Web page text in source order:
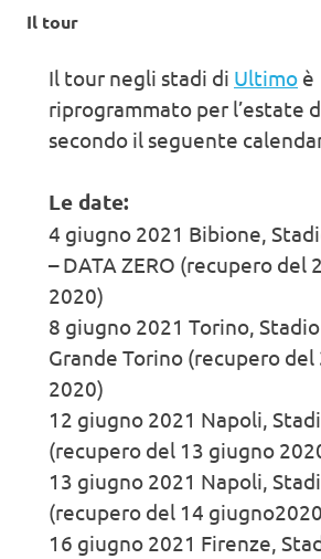
Il tour
Il tour negli stadi di Ultimo è
riprogrammato per l’estate
secondo il seguente
Le date:
4 giugno 2021 Bibione,
– DATA ZERO (recupero del
2020)
8 giugno 2021 Torino,
Grande Torino (recupero
2020)
12 giugno 2021 Napoli,
(recupero del 13 giugno
13 giugno 2021 Napoli,
(recupero del 14
16 giugno 2021 Firenze,